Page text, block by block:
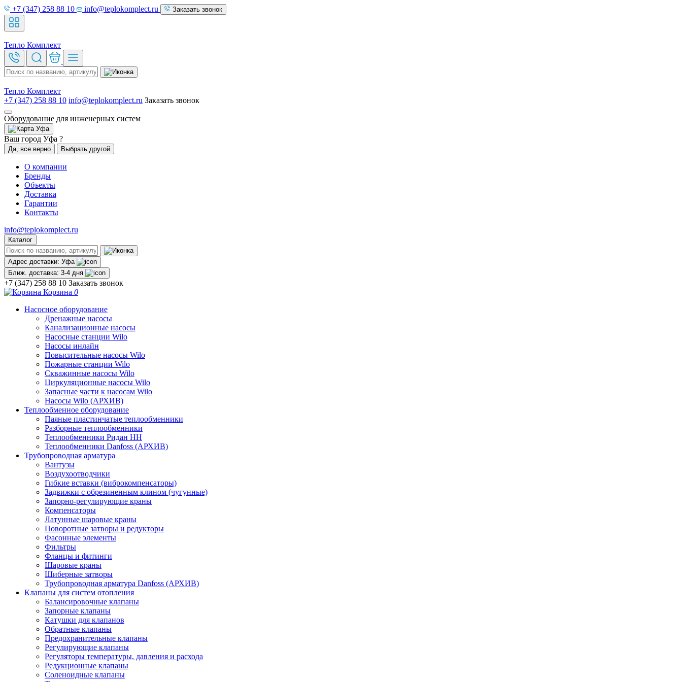
+7 (347) 258 88 10 info@teplokomplect.ru Заказать звонок
Тепло Комплект
Тепло Комплект
+7 (347) 258 88 10 info@teplokomplect.ru Заказать звонок
Оборудование для инженерных систем
Уфа
Ваш город Уфа ?
Да, все верно Выбрать другой
О компании
Бренды
Объекты
Доставка
Гарантии
Контакты
info@teplokomplect.ru
Каталог
Адрес доставки: Уфа
Ближ. доставка: 3-4 дня
+7 (347) 258 88 10 Заказать звонок
Корзина 0
Насосное оборудование
Дренажные насосы
Канализационные насосы
Насосные станции Wilo
Насосы инлайн
Повысительные насосы Wilo
Пожарные станции Wilo
Скважинные насосы Wilo
Циркуляционные насосы Wilo
Запасные части к насосам Wilo
Насосы Wilo (АРХИВ)
Теплообменное оборудование
Паяные пластинчатые теплообменники
Разборные теплообменники
Теплообменники Ридан НН
Теплообменники Danfoss (АРХИВ)
Трубопроводная арматура
Вантузы
Воздухоотводчики
Гибкие вставки (виброкомпенсаторы)
Задвижки с обрезиненным клином (чугунные)
Запорно-регулирующие краны
Компенсаторы
Латунные шаровые краны
Поворотные затворы и редукторы
Фасонные элементы
Фильтры
Фланцы и фитинги
Шаровые краны
Шиберные затворы
Трубопроводная арматура Danfoss (АРХИВ)
Клапаны для систем отопления
Балансировочные клапаны
Запорные клапаны
Катушки для клапанов
Обратные клапаны
Предохранительные клапаны
Регулирующие клапаны
Регуляторы температуры, давления и расхода
Редукционные клапаны
Соленоидные клапаны